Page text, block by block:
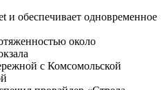
и обеспечивает одновременное
около
с Комсомольской